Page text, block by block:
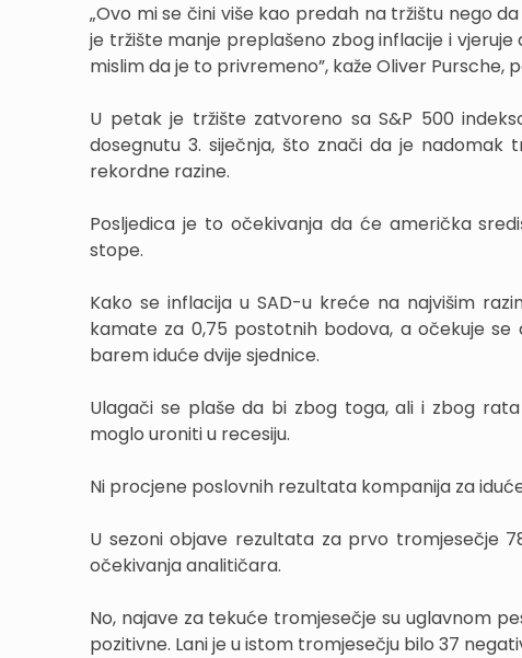
„Ovo mi se čini više kao predah na tržištu nego
je tržište manje preplašeno zbog inflacije i
mislim da je to privremeno”, kaže Oliver
U petak je tržište zatvoreno sa S&P 500
dosegnutu 3. siječnja, što znači da je nadomak
rekordne razine.
Posljedica je to očekivanja da će američka
stope.
Kako se inflacija u SAD-u kreće na najvišim
kamate za 0,75 postotnih bodova, a očekuje
barem iduće dvije sjednice.
Ulagači se plaše da bi zbog toga, ali i zbog
moglo uroniti u recesiju.
Ni procjene poslovnih rezultata kompanija za
U sezoni objave rezultata za prvo tromjesečje
očekivanja analitičara.
No, najave za tekuće tromjesečje su uglavnom
pozitivne. Lani je u istom tromjesečju bilo 37